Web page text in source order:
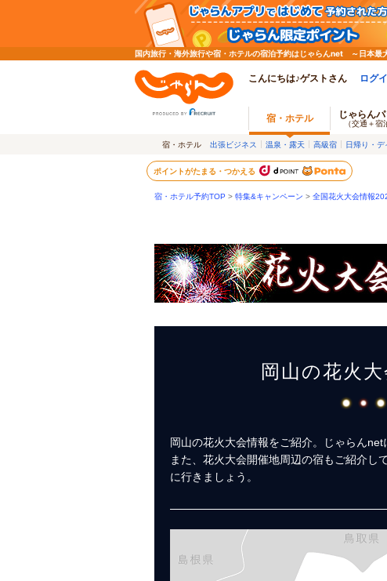
国内旅行・海外旅行や宿・ホテルの宿泊予約はじゃらんnet ～日本最
こんにちは♪ゲストさん ログ
宿・ホテル じゃらん
（交通＋宿
宿・ホテル 出張ビジネス 温泉・露天 高級宿 日帰り・デ
ポイントがたまる・つかえる
宿・ホテル予約TOP > 特集&キャンペーン > 全国花火大会情報
岡山の花火
岡山の花火大会情報をご紹介。じゃらん
また、花火大会開催地周辺の宿もご紹介し
に行きましょう。